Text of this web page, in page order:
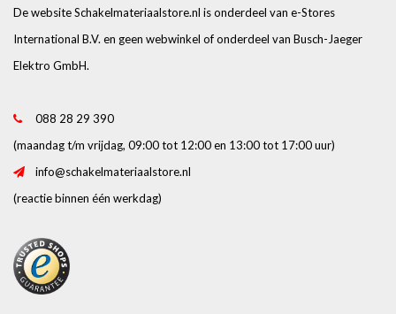
De website Schakelmateriaalstore.nl is onderdeel van e-Stores
International B.V. en geen webwinkel of onderdeel van Busch-Jaeger
Elektro GmbH.
088 28 29 390
(maandag t/m vrijdag, 09:00 tot 12:00 en 13:00 tot 17:00 uur)
info@schakelmateriaalstore.nl
(reactie binnen één werkdag)